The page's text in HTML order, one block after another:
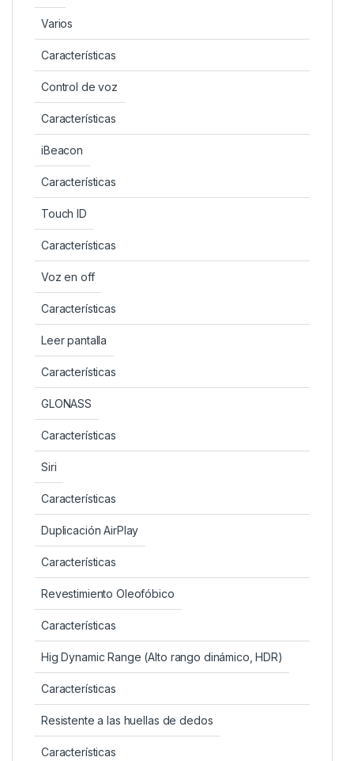
Varios
Características
Control de voz
Características
iBeacon
Características
Touch ID
Características
Voz en off
Características
Leer pantalla
Características
GLONASS
Características
Siri
Características
Duplicación AirPlay
Características
Revestimiento Oleofóbico
Características
Hig Dynamic Range (Alto rango dinámico, HDR)
Características
Resistente a las huellas de dedos
Características